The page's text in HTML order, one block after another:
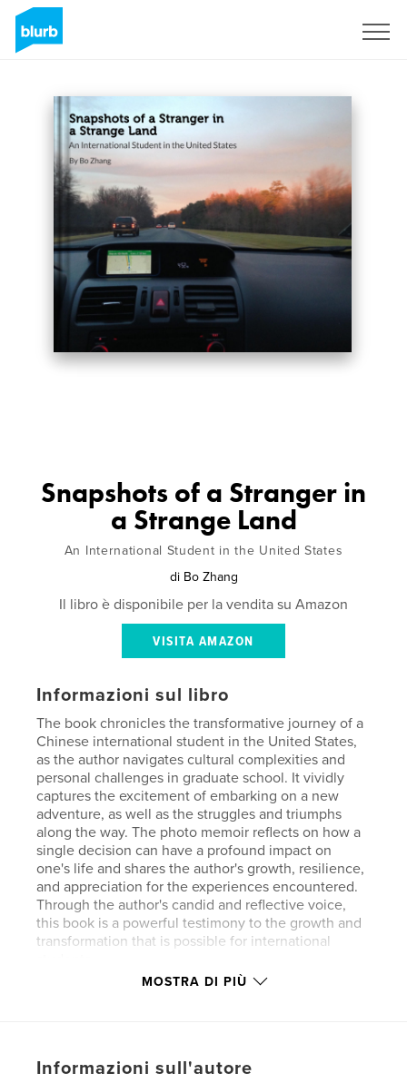
Snapshots of a Stranger in
a Strange Land
An International Student in the United States
di Bo Zhang
Il libro è disponibile per la vendita su Amazon
VISITA AMAZON
Informazioni sul libro
The book chronicles the transformative journey of a
Chinese international student in the United States,
as the author navigates cultural complexities and
personal challenges in graduate school. It vividly
captures the excitement of embarking on a new
adventure, as well as the struggles and triumphs
along the way. The photo memoir reflects on how a
single decision can have a profound impact on
one's life and shares the author's growth, resilience,
and appreciation for the experiences encountered.
Through the author's candid and reflective voice,
this book is a powerful testimony to the growth and
transformation that is possible for international
MOSTRA DI PIÙ
Informazioni sull'autore